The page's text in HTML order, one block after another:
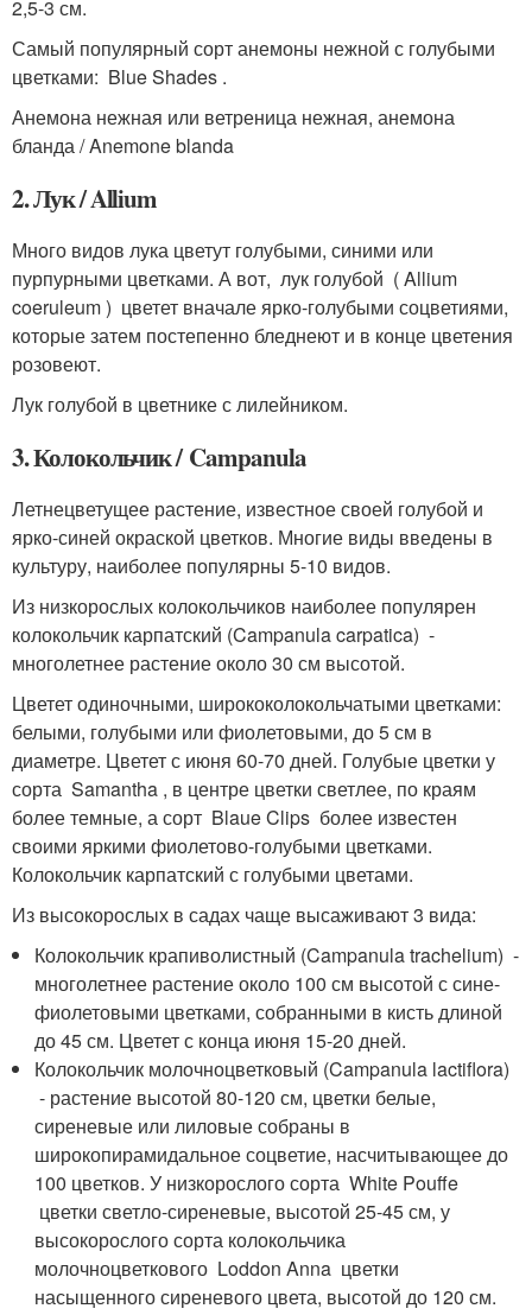
2,5-3 см.
Самый популярный сорт анемоны нежной с голубыми
цветками: Blue Shades .
Анемона нежная или ветреница нежная, анемона
бланда / Anemone blanda
2. Лук / Allium
Много видов лука цветут голубыми, синими или
пурпурными цветками. А вот, лук голубой ( Allium
coeruleum ) цветет вначале ярко-голубыми соцветиями,
которые затем постепенно бледнеют и в конце цветения
розовеют.
Лук голубой в цветнике с лилейником.
3. Колокольчик / Campanula
Летнецветущее растение, известное своей голубой и
ярко-синей окраской цветков. Многие виды введены в
культуру, наиболее популярны 5-10 видов.
Из низкорослых колокольчиков наиболее популярен
колокольчик карпатский (Campanula carpatica) -
многолетнее растение около 30 см высотой.
Цветет одиночными, ширококолокольчатыми цветками:
белыми, голубыми или фиолетовыми, до 5 см в
диаметре. Цветет с июня 60-70 дней. Голубые цветки у
сорта Samantha , в центре цветки светлее, по краям
более темные, а сорт Blaue Clips более известен
своими яркими фиолетово-голубыми цветками.
Колокольчик карпатский с голубыми цветами.
Из высокорослых в садах чаще высаживают 3 вида:
Колокольчик крапиволистный (Campanula trachelium) -
многолетнее растение около 100 см высотой с сине-
фиолетовыми цветками, собранными в кисть длиной
до 45 см. Цветет с конца июня 15-20 дней.
Колокольчик молочноцветковый (Campanula lactiflora)
- растение высотой 80-120 см, цветки белые,
сиреневые или лиловые собраны в
широкопирамидальное соцветие, насчитывающее до
100 цветков. У низкорослого сорта White Pouffe
цветки светло-сиреневые, высотой 25-45 см, у
высокорослого сорта колокольчика
молочноцветкового Loddon Anna цветки
насыщенного сиреневого цвета, высотой до 120 см.